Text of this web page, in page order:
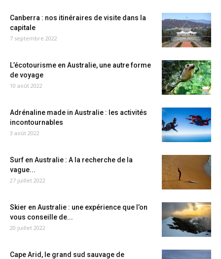
Canberra : nos itinéraires de visite dans la
capitale
7 septembre 2022
L’écotourisme en Australie, une autre forme
de voyage
10 août 2022
Adrénaline made in Australie : les activités
incontournables
3 août 2022
Surf en Australie : A la recherche de la
vague...
27 juillet 2022
Skier en Australie : une expérience que l’on
vous conseille de...
20 juillet 2022
Cape Arid, le grand sud sauvage de